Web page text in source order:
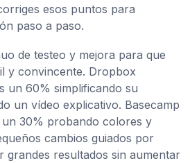
esos puntos para
paso a paso.
de testeo y mejora para que
y convincente. Dropbox
un 60% simplificando su
un vídeo explicativo. Basecamp
30% probando colores y
cambios guiados por
grandes resultados sin aumentar